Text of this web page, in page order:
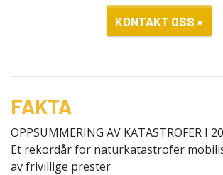
KONTAKT OSS »
FAKTA
OPPSUMMERING AV KATASTROFER I
Et rekordår for naturkatastrofer
av frivillige prester